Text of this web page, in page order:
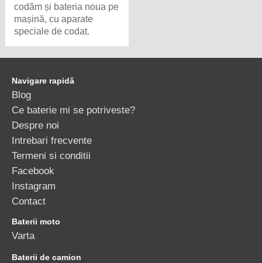
codăm și bateria noua pe
mașină, cu aparate
speciale de codat.
Navigare rapidă
Blog
Ce baterie mi se potriveste?
Despre noi
Intrebari frecvente
Termeni si conditii
Facebook
Instagram
Contact
Baterii moto
Varta
Baterii de camion